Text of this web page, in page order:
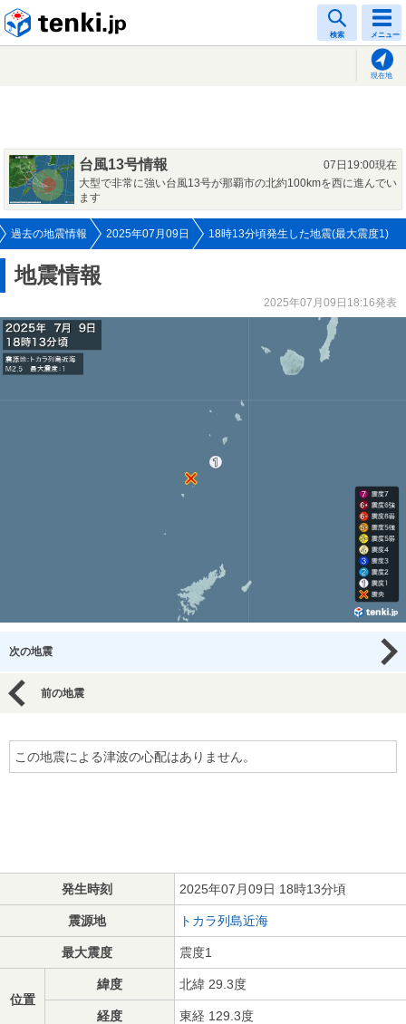
検索 メニュー
現在地
台風13号情報
07日19:00現在
大型で非常に強い台風13号が那覇市の北約100kmを西に進んでい
ます
過去の地震情報 2025年07月09日 18時13分頃発生した地震(最大震度1)
地震情報
2025年07月09日18:16発表
次の地震
前の地震
この地震による津波の心配はありません。
発生時刻 2025年07月09日 18時13分頃
震源地 トカラ列島近海
最大震度 震度1
位置
緯度 北緯 29.3度
経度 東経 129.3度